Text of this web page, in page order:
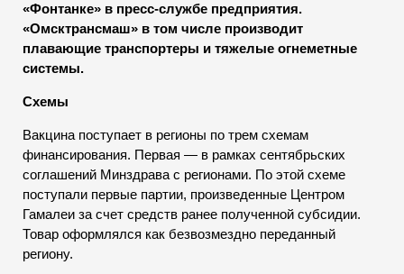
«Фонтанке» в пресс-службе предприятия.
«Омсктрансмаш» в том числе производит
плавающие транспортеры и тяжелые огнеметные
системы.
Схемы
Вакцина поступает в регионы по трем схемам
финансирования. Первая — в рамках сентябрьских
соглашений Минздрава с регионами. По этой схеме
поступали первые партии, произведенные Центром
Гамалеи за счет средств ранее полученной субсидии.
Товар оформлялся как безвозмездно переданный
региону.